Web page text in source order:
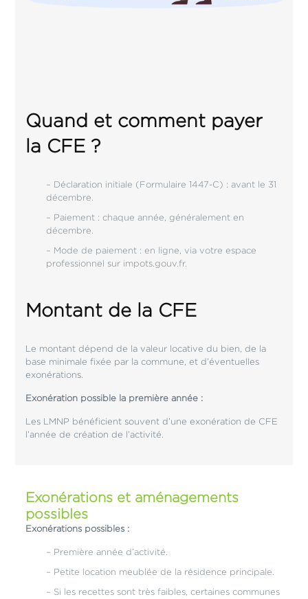
Quand et comment payer
la CFE ?
– Déclaration initiale (Formulaire 1447-C) : avant le 31
décembre.
– Paiement : chaque année, généralement en
décembre.
– Mode de paiement : en ligne, via votre espace
professionnel sur impots.gouv.fr.
Montant de la CFE
Le montant dépend de la valeur locative du bien, de la
base minimale fixée par la commune, et d’éventuelles
exonérations.
Exonération possible la première année :
Les LMNP bénéficient souvent d’une exonération de CFE
l’année de création de l’activité.
Exonérations et aménagements
possibles
Exonérations possibles :
– Première année d’activité.
– Petite location meublée de la résidence principale.
– Si les recettes sont très faibles, certaines communes